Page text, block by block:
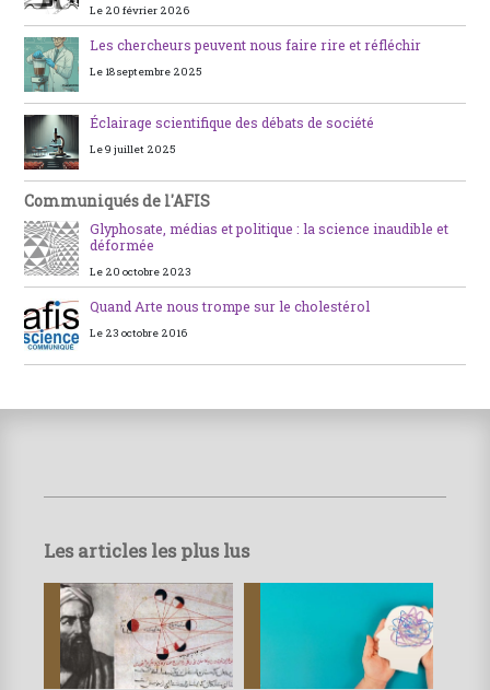
Le 20 février 2026
Les chercheurs peuvent nous faire rire et réfléchir
Le 18 septembre 2025
Éclairage scientifique des débats de société
Le 9 juillet 2025
Communiqués de l'AFIS
Glyphosate, médias et politique : la science inaudible et
déformée
Le 20 octobre 2023
Quand Arte nous trompe sur le cholestérol
Le 23 octobre 2016
Les articles les plus lus